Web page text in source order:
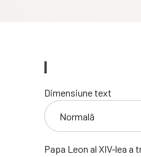
Dimensiune text
Papa Leon al XIV-lea